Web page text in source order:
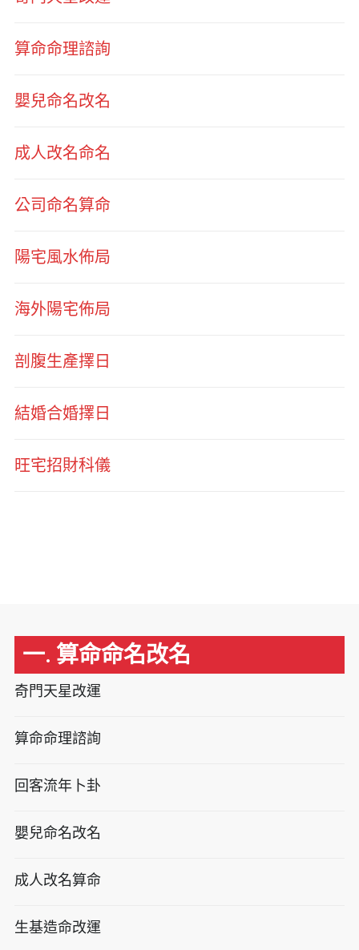
算命命理諮詢
嬰兒命名改名
成人改名命名
公司命名算命
陽宅風水佈局
海外陽宅佈局
剖腹生產擇日
結婚合婚擇日
旺宅招財科儀
一. 算命命名改名
奇門天星改運
算命命理諮詢
回客流年卜卦
嬰兒命名改名
成人改名算命
生基造命改運